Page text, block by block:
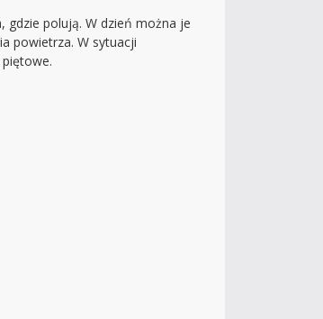
gdzie polują. W dzień można je
powietrza. W sytuacji